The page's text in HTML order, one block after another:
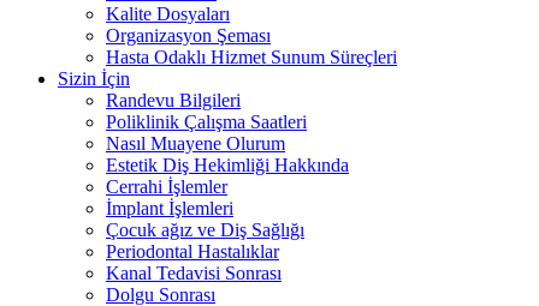
Kalite Dosyaları
Organizasyon Şeması
Hasta Odaklı Hizmet Sunum Süreçleri
Sizin İçin
Randevu Bilgileri
Poliklinik Çalışma Saatleri
Nasıl Muayene Olurum
Estetik Diş Hekimliği Hakkında
Cerrahi İşlemler
İmplant İşlemleri
Çocuk ağız ve Diş Sağlığı
Periodontal Hastalıklar
Kanal Tedavisi Sonrası
Dolgu Sonrası